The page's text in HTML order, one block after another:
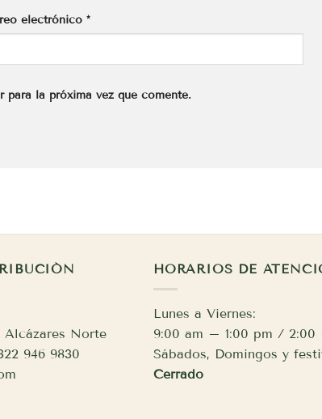
electrónico*
para la próxima vez que comente.
Alcázares Norte
946 9830
HORARIOS DE
Lunes a Viernes:
9:00 am – 1:00 pm /
Sábados, Domingos y
Cerrado